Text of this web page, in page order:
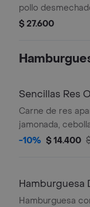
pollo
champiñones y
$ 27.600
Sencillas Res
Carne de res
jamonada,
-10% $ 14.400
Hamburguesa
Hamburguesa